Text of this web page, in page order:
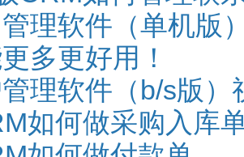
理软件（单机版
多更好用！
理软件（b/s版）
如何做采购入库